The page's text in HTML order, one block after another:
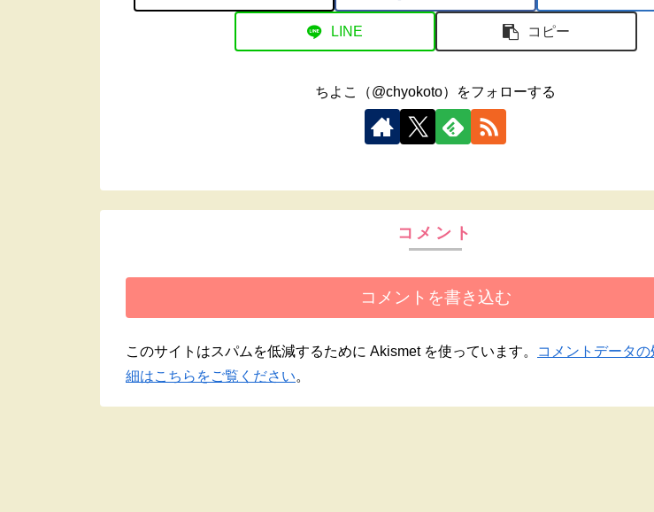
LINE コピー
ちよこ（@chyokoto）をフォローする
コメント
コメントを書き込む
このサイトはスパムを低減するために Akismet を使っています。
コメントデータ
細はこちらをご覧ください。